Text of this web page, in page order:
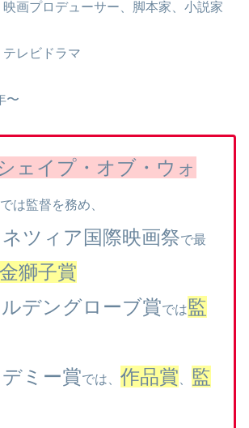
画プロデューサー、脚本家、小説家
レビドラマ
〜
シェイプ・オブ・ウォ
では監督を務め、
ツィア国際映画祭で最
金獅子賞
デングローブ賞では監
ミー賞では、 作品賞
監